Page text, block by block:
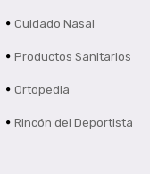
Cuidado Nasal
Productos Sanitarios
Ortopedia
Rincón del Deportista